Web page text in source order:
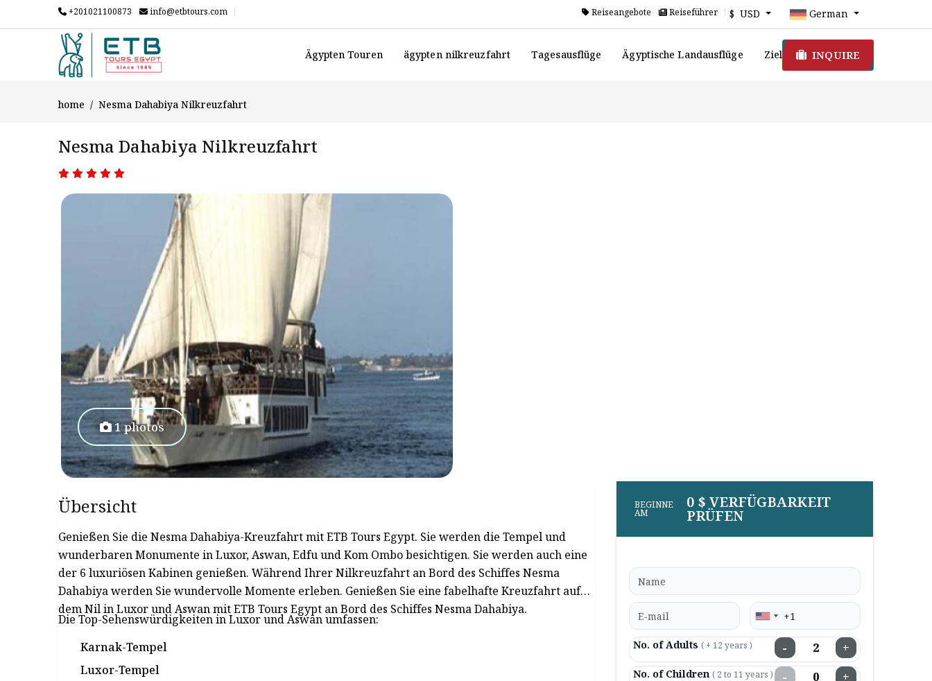
+201021100873 info@etbtours.com Reiseangebote Reiseführer $ USD German
Ägypten Touren ägypten nilkreuzfahrt Tagesausflüge Ägyptische Landausflüge Ziel INQUIRE
home Nesma Dahabiya Nilkreuzfahrt
Nesma Dahabiya Nilkreuzfahrt
1 photos
Übersicht
Genießen Sie die Nesma Dahabiya-Kreuzfahrt mit ETB Tours Egypt. Sie werden die Tempel und
wunderbaren Monumente in Luxor, Aswan, Edfu und Kom Ombo besichtigen. Sie werden auch eine
der 6 luxuriösen Kabinen genießen. Während Ihrer Nilkreuzfahrt an Bord des Schiffes Nesma
Dahabiya werden Sie wundervolle Momente erleben. Genießen Sie eine fabelhafte Kreuzfahrt auf
dem Nil in Luxor und Aswan mit ETB Tours Egypt an Bord des Schiffes Nesma Dahabiya.
Die Top-Sehenswürdigkeiten in Luxor und Aswan umfassen:
Karnak-Tempel
Luxor-Tempel
BEGINNE
AM
0 $ VERFÜGBARKEIT
PRÜFEN
No. of Adults ( + 12 years ) − +
No. of Children ( 2 to 11 years ) − +